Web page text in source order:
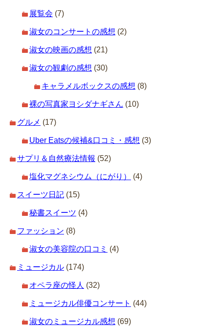
展覧会 (7)
淑女のコンサートの感想 (2)
淑女の映画の感想 (21)
淑女の観劇の感想 (30)
キャラメルボックスの感想 (8)
裸の写真家ヨシダナギさん (10)
グルメ (17)
Uber Eatsの候補&口コミ・感想 (3)
サプリ＆自然療法情報 (52)
塩化マグネシウム（にがり） (4)
スイーツ日記 (15)
秘書スイーツ (4)
ファッション (8)
淑女の美容院の口コミ (4)
ミュージカル (174)
オペラ座の怪人 (32)
ミュージカル俳優コンサート (44)
淑女のミュージカル感想 (69)